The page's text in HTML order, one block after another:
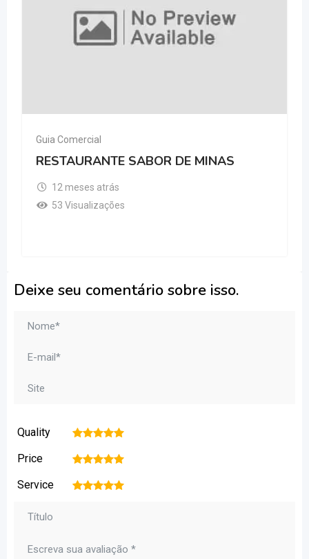
Guia Comercial
RESTAURANTE SABOR DE MINAS
12 meses atrás
53 Visualizações
Deixe seu comentário sobre isso.
Quality 5
4
3
2
Price 5
4
3
2
Service 5
4
3
2